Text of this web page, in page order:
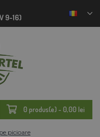
9-16)
0 produs(e) - 0,00 lei
picioare